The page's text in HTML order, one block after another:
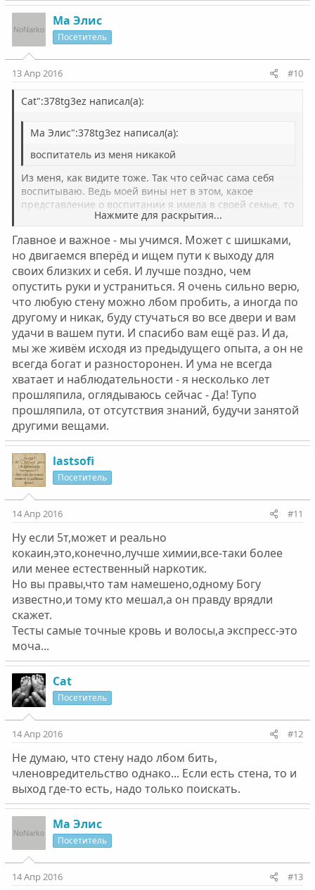
Ма Элис
Посетитель
13 Апр 2016 #10
Cat":378tg3ez написал(а):
Ма Элис":378tg3ez написал(а):
воспитатель из меня никакой
Нажмите для раскрытия...
Из меня, как видите тоже. Так что сейчас сама себя
воспитываю. Ведь моей вины нет в этом, какое
представление о воспитании я имела в своей семье, то
и делала, только всё наоборот. Но результат на лицо. Я
неправильно.
Нажмите для раскрытия...
Главное и важное - мы учимся. Может с шишками,
но двигаемся вперёд и ищем пути к выходу для
своих близких и себя. И лучше поздно, чем
опустить руки и устраниться. Я очень сильно верю,
что любую стену можно лбом пробить, а иногда по
другому и никак, буду стучаться во все двери и вам
удачи в вашем пути. И спасибо вам ещё раз. И да,
мы же живём исходя из предыдущего опыта, а он не
всегда богат и разносторонен. И ума не всегда
хватает и наблюдательности - я несколько лет
прошляпила, оглядываюсь сейчас - Да! Тупо
прошляпила, от отсутствия знаний, будучи занятой
другими вещами.
lastsofi
Посетитель
14 Апр 2016 #11
Ну если 5т,может и реально
кокаин,это,конечно,лучше химии,все-таки более
или менее естественный наркотик.
Но вы правы,что там намешено,одному Богу
известно,и тому кто мешал,а он правду врядли
скажет.
Тесты самые точные кровь и волосы,а экспресс-это
моча...
Cat
Посетитель
14 Апр 2016 #12
Не думаю, что стену надо лбом бить,
членовредительство однако... Если есть стена, то и
выход где-то есть, надо только поискать.
Ма Элис
Посетитель
14 Апр 2016 #13